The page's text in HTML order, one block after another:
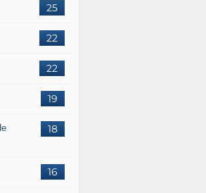
25
22
22
19
18
16